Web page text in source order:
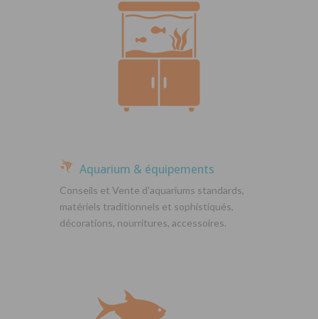
Aquarium & équipements
Conseils et Vente d’aquariums standards,
matériels traditionnels et sophistiqués,
décorations, nourritures, accessoires.